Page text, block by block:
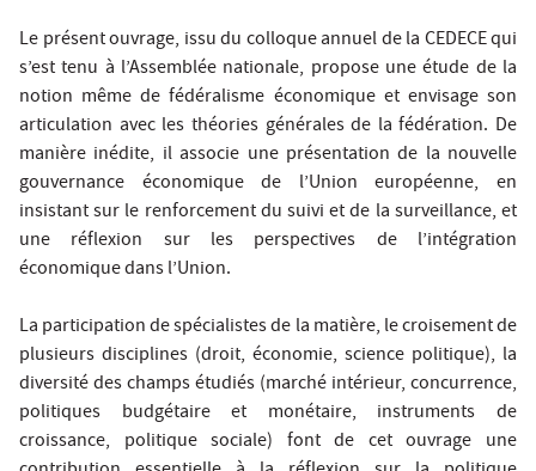
Le présent ouvrage, issu du colloque annuel de la CEDECE qui
s’est tenu à l’Assemblée nationale, propose une étude de la
notion même de fédéralisme économique et envisage son
articulation avec les théories générales de la fédération. De
manière inédite, il associe une présentation de la nouvelle
gouvernance économique de l’Union européenne, en
insistant sur le renforcement du suivi et de la surveillance, et
une réflexion sur les perspectives de l’intégration
économique dans l’Union.
La participation de spécialistes de la matière, le croisement de
plusieurs disciplines (droit, économie, science politique), la
diversité des champs étudiés (marché intérieur, concurrence,
politiques budgétaire et monétaire, instruments de
croissance, politique sociale) font de cet ouvrage une